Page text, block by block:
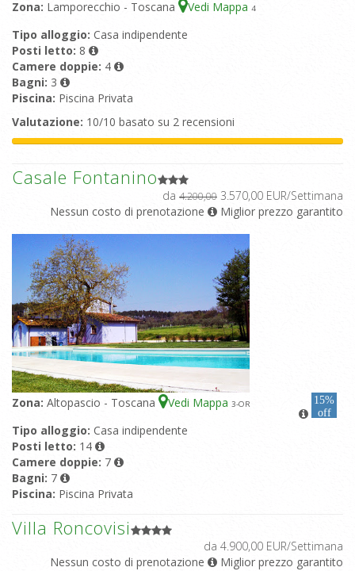
Zona: Lamporecchio - Toscana Vedi Mappa 4
Tipo alloggio: Casa indipendente
Posti letto: 8
Camere doppie: 4
Bagni: 3
Piscina: Piscina Privata
Valutazione: 10/10 basato su 2 recensioni
Casale Fontanino
da 4.200,00 3.570,00 EUR/Settimana
Nessun costo di prenotazione
Miglior prezzo garantito
Zona: Altopascio - Toscana Vedi Mappa 3-OR
15%
off
Tipo alloggio: Casa indipendente
Posti letto: 14
Camere doppie: 7
Bagni: 7
Piscina: Piscina Privata
Villa Roncovisi
da 4.900,00 EUR/Settimana
Nessun costo di prenotazione
Miglior prezzo garantito